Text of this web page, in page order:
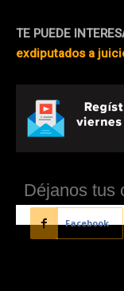
TE PUEDE
exdiputados a
Déjanos tus
Facebook